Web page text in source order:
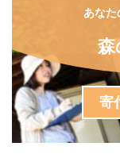
あなた
森
寄